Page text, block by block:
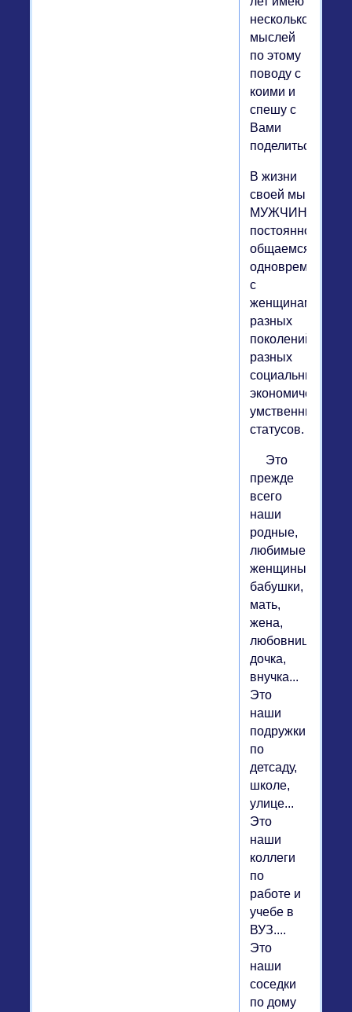
несколько
мыслей
по этому
поводу с
коими и
спешу с
Вами
поделиться.
В жизни
своей мы
МУЖЧИНЫ,
постоянно
общаемся
одновременно
с
женщинами
разных
поколений,
разных
социальных,
экономических,
умственных
статусов.
Это
прежде
всего
наши
родные,
любимые
женщины:
бабушки,
мать,
жена,
любовница,
дочка,
внучка...
Это
наши
подружки
по
детсаду,
школе,
улице...
Это
наши
коллеги
по
работе и
учебе в
ВУЗ....
Это
наши
соседки
по дому